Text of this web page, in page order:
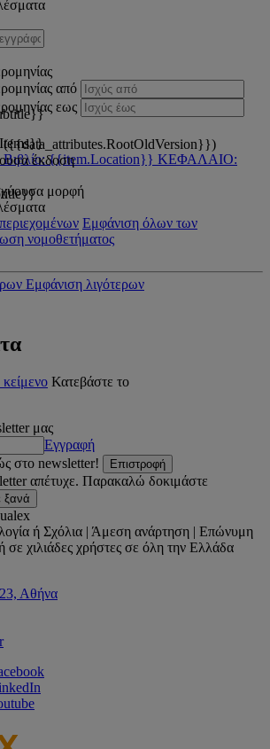
από
εως
Βιβλίο: {{item.Location}} ΚΕΦΑΛΑΙΟ:
μορφή
Εμφάνιση όλων των
νομοθετήματος
({{data_attributes.RootOldVersion}})
έκδοση
Εμφάνιση λιγότερων
Κατεβάστε το
μας
Εγγραφή
στο newsletter!
Επιστροφή
απέτυχε. Παρακαλώ δοκιμάστε
ξανά
ή Σχόλια | Άμεση ανάρτηση | Επώνυμη
χιλιάδες χρήστες σε όλη την Ελλάδα
Αθήνα